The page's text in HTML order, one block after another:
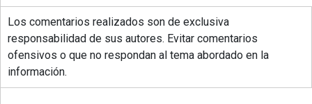
Los comentarios realizados son de exclusiva
responsabilidad de sus autores. Evitar comentarios
ofensivos o que no respondan al tema abordado en la
información.